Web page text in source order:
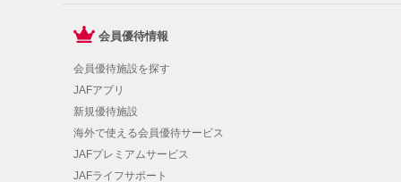
会員優待情報
会員優待施設を探す
JAFアプリ
新規優待施設
海外で使える会員優待サービス
JAFプレミアムサービス
JAFライフサポート